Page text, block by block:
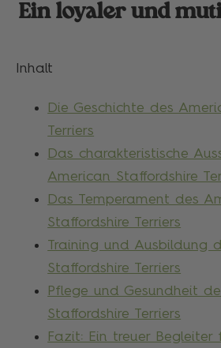
Ein loyaler und
Inhalt
Die Geschichte des
Terriers
Das charakteristische
American Staffordshire
Das Temperament des
Staffordshire Terriers
Training und Ausbildung
Staffordshire Terriers
Pflege und Gesundheit
Staffordshire Terriers
Fazit: Ein treuer Begleiter